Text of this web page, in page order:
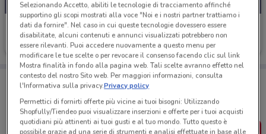
Pali
Scade il 31/12
Porta DoveConviene sempre con te!
Puoi trovare le migliori offerte dei negozi vicino a te,
salvarle e creare la tua lista del risparmio, comodamente
dal tuo cellulare.
Selezionando Accetto, abiliti le tecnologie di tracciamento affinché
supportino gli scopi mostrati alla voce "Noi e i nostri partner trattiamo i
dati da fornire". Nel caso in cui queste tecnologie dovessero essere
disabilitate, alcuni contenuti e annunci visualizzati potrebbero non
essere rilevanti. Puoi accedere nuovamente a questo menu per
modificare le tue scelte o per revocare il consenso facendo clic sul link
Mostra finalità in fondo alla pagina web. Tali scelte avranno effetto nel
contesto del nostro Sito web. Per maggiori informazioni, consulta
l'Informativa sulla privacy.Privacy policy
Permettici di fornirti offerte più vicine ai tuoi bisogni: Utilizzando
Shopfully/Tiendeo puoi visualizzare inserzioni e offerte per i tuoi acquisti
quotidiani più attinenti ai tuoi gusti e al tuo mondo. Tutto questo è
possibile grazie ad una serie di strumenti e analisi effettuate in base alle